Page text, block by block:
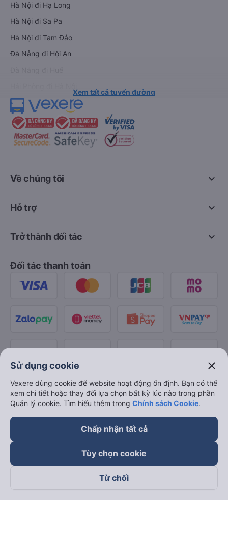
Hà Nội đi Hạ Long
Hà Nội đi Sa Pa
Hà Nội đi Tam Đảo
Đà Nẵng đi Hội An
Xem tất cả tuyến đường
keyboard_arrow_down
Về chúng tôi
keyboard_arrow_down
Hỗ trợ
keyboard_arrow_down
Trở thành đối tác
Đối tác thanh toán
Theo dõi chúng tôi trên
Sử dụng cookie close
Vexere dùng cookie để website hoạt động ổn định. Bạn có thể
xem chi tiết hoặc thay đổi lựa chọn bất kỳ lúc nào trong phần
Quản lý cookie. Tìm hiểu thêm trong Chính sách Cookie.
Chấp nhận tất cả
Tùy chọn cookie
Từ chối